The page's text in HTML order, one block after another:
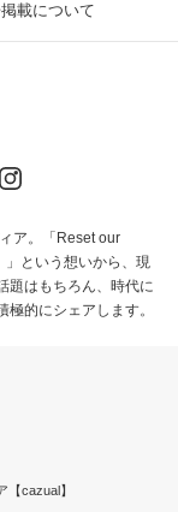
載について
ア。「Reset our
」という想いから、現
題はもちろん、時代に
的にシェアします。
【cazual】